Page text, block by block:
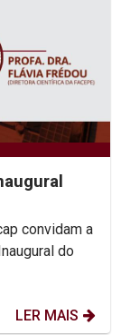
convidam a
do
LER MAIS